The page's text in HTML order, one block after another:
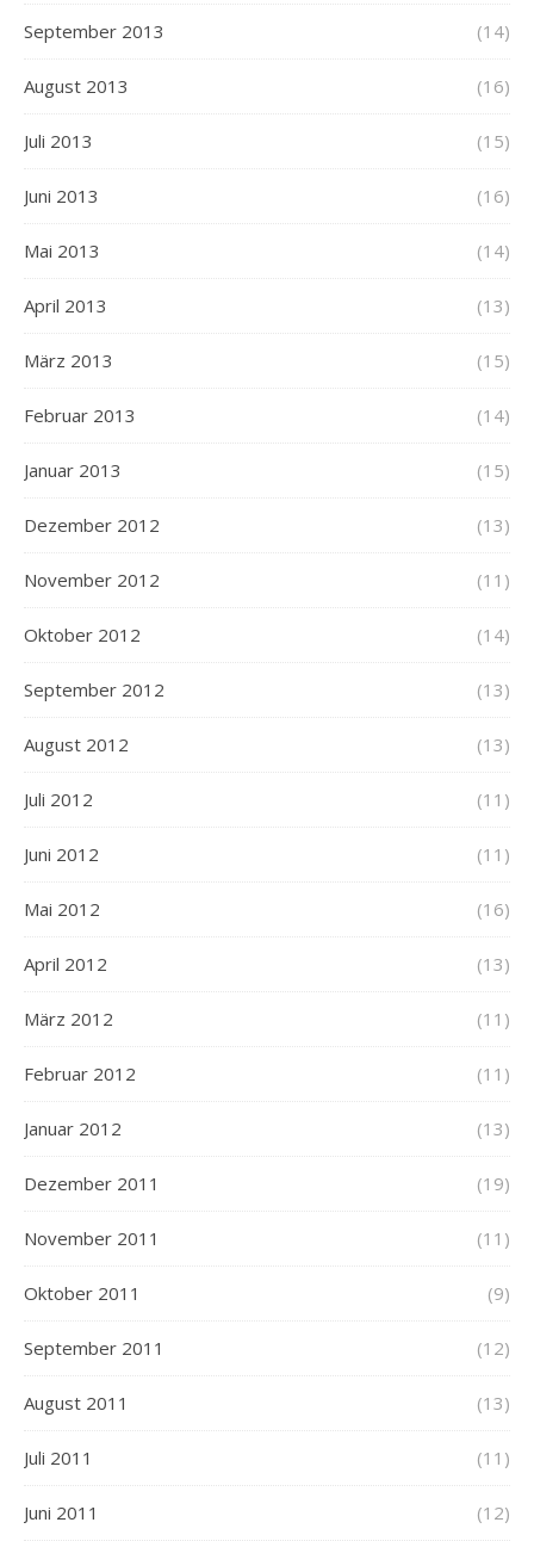
September 2013 (14)
August 2013 (16)
Juli 2013 (15)
Juni 2013 (16)
Mai 2013 (14)
April 2013 (13)
März 2013 (15)
Februar 2013 (14)
Januar 2013 (15)
Dezember 2012 (13)
November 2012 (11)
Oktober 2012 (14)
September 2012 (13)
August 2012 (13)
Juli 2012 (11)
Juni 2012 (11)
Mai 2012 (16)
April 2012 (13)
März 2012 (11)
Februar 2012 (11)
Januar 2012 (13)
Dezember 2011 (19)
November 2011 (11)
Oktober 2011 (9)
September 2011 (12)
August 2011 (13)
Juli 2011 (11)
Juni 2011 (12)